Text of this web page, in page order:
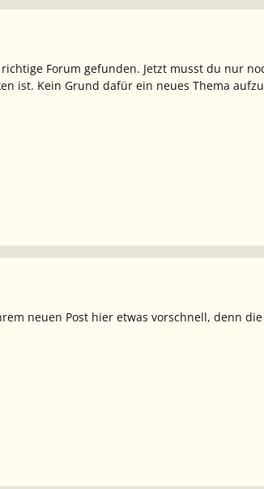
Forum gefunden. Jetzt musst du nur
ist. Kein Grund dafür ein neues Thema
neuen Post hier etwas vorschnell, denn